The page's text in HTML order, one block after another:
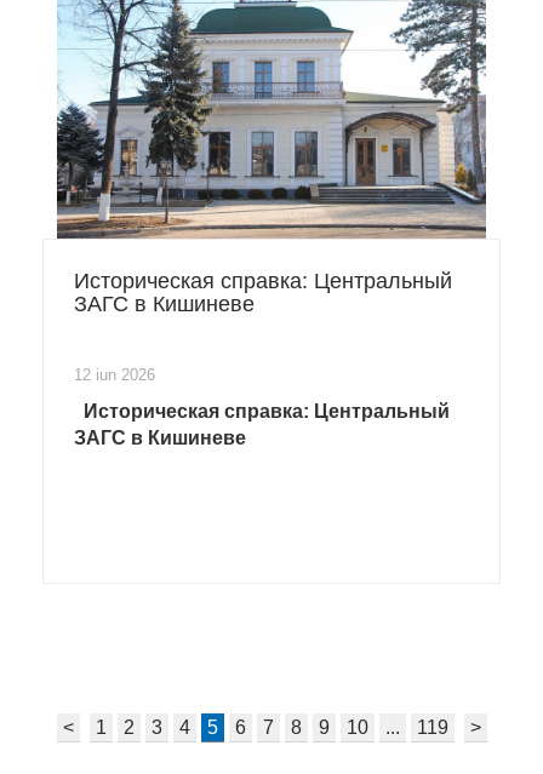
Историческая справка: Центральный
ЗАГС в Кишиневе
12 iun 2026
Историческая справка: Центральный
ЗАГС в Кишиневе
< 1 2 3 4 5 6 7 8 9 10 ... 119 >